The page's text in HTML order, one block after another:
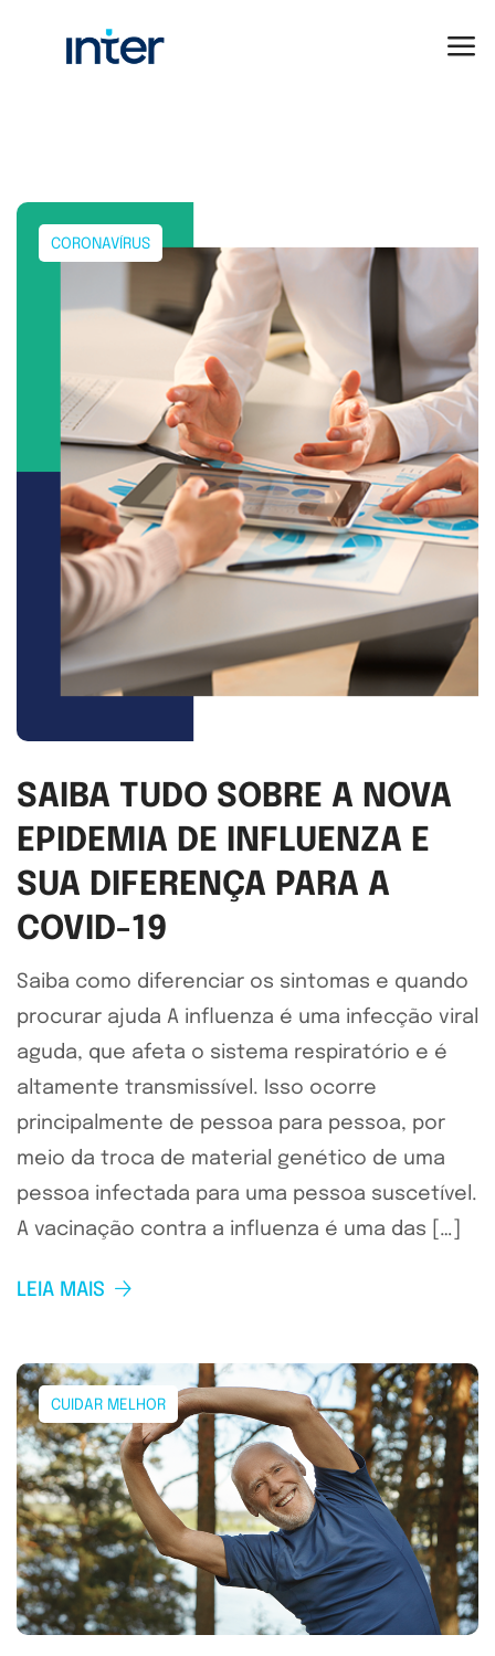
CORONAVÍRUS
SAIBA TUDO SOBRE A NOVA
EPIDEMIA DE INFLUENZA E
SUA DIFERENÇA PARA A
COVID-19
Saiba como diferenciar os sintomas e quando
procurar ajuda A influenza é uma infecção viral
aguda, que afeta o sistema respiratório e é
altamente transmissível. Isso ocorre
principalmente de pessoa para pessoa, por
meio da troca de material genético de uma
pessoa infectada para uma pessoa suscetível.
A vacinação contra a influenza é uma das […]
LEIA MAIS
CUIDAR MELHOR